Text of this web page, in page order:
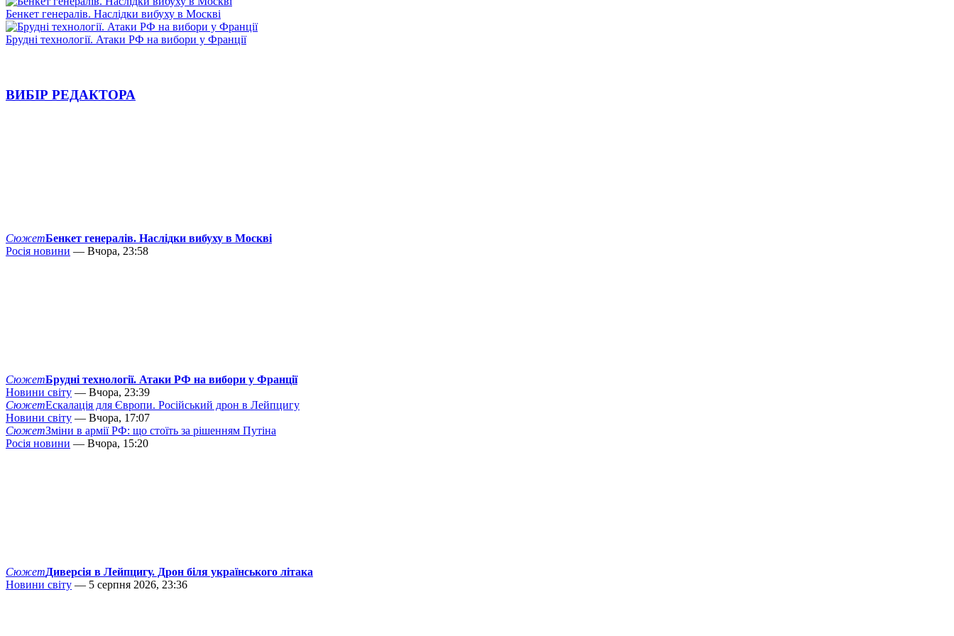
Бенкет генералів. Наслідки вибуху в Москві
Брудні технології. Атаки РФ на вибори у Франції
ВИБІР РЕДАКТОРА
СюжетБенкет генералів. Наслідки вибуху в Москві
Росія новини — Вчора, 23:58
СюжетБрудні технології. Атаки РФ на вибори у Франції
Новини світу — Вчора, 23:39
СюжетЕскалація для Європи. Російський дрон в Лейпцигу
Новини світу — Вчора, 17:07
СюжетЗміни в армії РФ: що стоїть за рішенням Путіна
Росія новини — Вчора, 15:20
СюжетДиверсія в Лейпцигу. Дрон біля українського літака
Новини світу — 5 серпня 2026, 23:36